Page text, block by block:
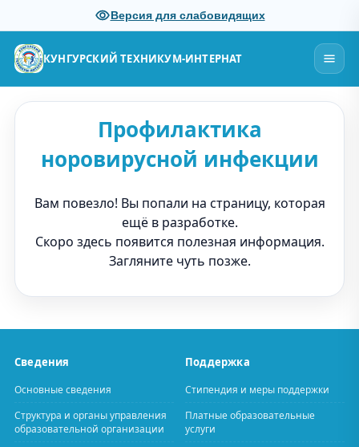
Версия для слабовидящих
КУНГУРСКИЙ ТЕХНИКУМ-ИНТЕРНАТ
Профилактика
норовирусной инфекции
Вам повезло! Вы попали на страницу, которая
ещё в разработке.
Скоро здесь появится полезная информация.
Загляните чуть позже.
Сведения
Основные сведения
Структура и органы управления
образовательной организации
Поддержка
Стипендия и меры поддержки
Платные образовательные
услуги